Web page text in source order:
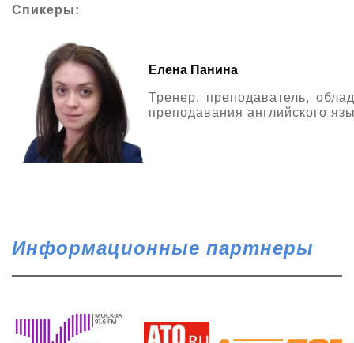
Спикеры:
Елена Панина
Тренер, преподаватель,
преподавания английского
Информационные партнеры